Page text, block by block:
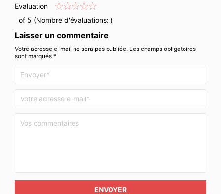
Evaluation
of 5 (Nombre d'évaluations: )
Laisser un commentaire
Votre adresse e-mail ne sera pas publiée. Les champs obligatoires
sont marqués *
ENVOYER